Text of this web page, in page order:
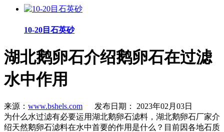
10-20目石英砂
湖北鹅卵石介绍鹅卵石在过滤
水中作用
来源： www.bshels.com 发布日期： 2023年02月03日
为什么水过滤有必要运用湖北鹅卵石滤料，湖北鹅卵石厂家介
绍天然鹅卵石滤料在水中首要的作用是什么？目前因各地石质